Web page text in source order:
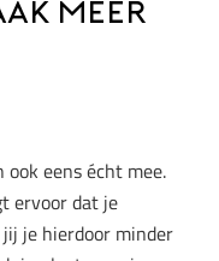
meer
ook eens écht mee.
ervoor dat je
je hierdoor minder